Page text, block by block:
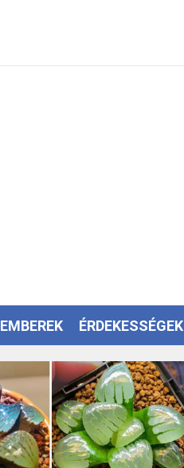
EMBEREK ÉRDEKESSÉGEK